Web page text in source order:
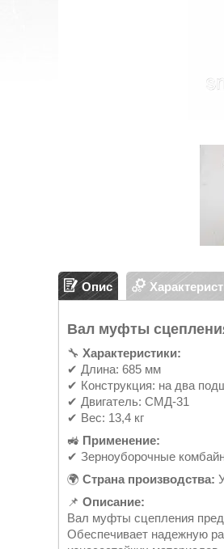
Опис
Вал муфты
🔧 Характеристики:
✔ Длина: 685 мм
✔ Конструкция: на два
✔ Двигатель: СМД-31
✔ Вес: 13,4 кг
🚜 Применение:
✔ Зерноуборочные
🌍 Страна производства:
📌 Описание:
Вал муфты сцепления
Обеспечивает надежную